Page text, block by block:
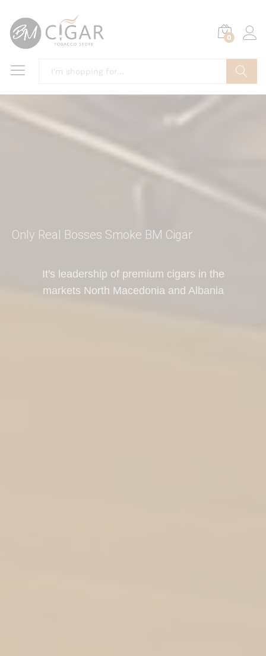
0
Search
Only Real Bosses Smoke BM Cigar
It's leadership of premium cigars in the
markets North Macedonia and Albania